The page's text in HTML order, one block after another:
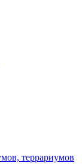
террариумов